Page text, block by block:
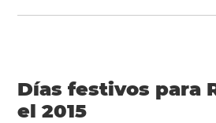
Días festivos para
el 2015